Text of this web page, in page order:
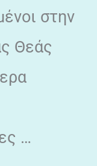
στην
Θεάς
…